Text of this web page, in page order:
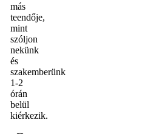
más
teendője,
mint
szóljon
nekünk
és
szakemberünk
1-2
órán
belül
kiérkezik.